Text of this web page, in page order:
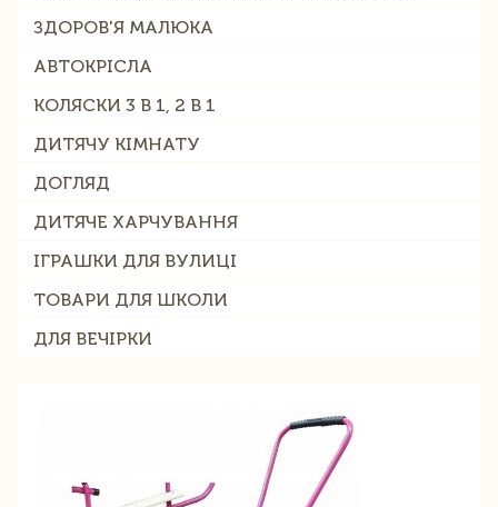
ЗДОРОВ'Я МАЛЮКА
АВТОКРІСЛА
КОЛЯСКИ 3 В 1, 2 В 1
ДИТЯЧУ КІМНАТУ
ДОГЛЯД
ДИТЯЧЕ ХАРЧУВАННЯ
ІГРАШКИ ДЛЯ ВУЛИЦІ
ТОВАРИ ДЛЯ ШКОЛИ
ДЛЯ ВЕЧІРКИ